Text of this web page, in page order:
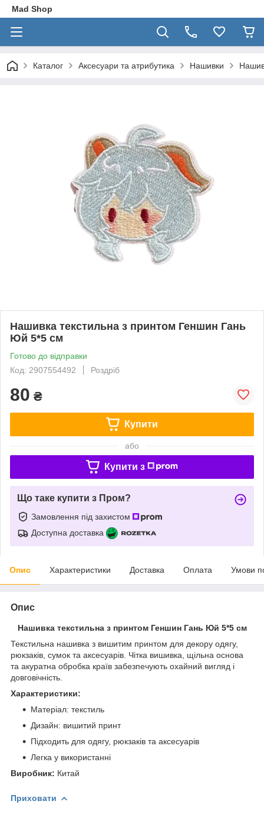
Mad Shop
Каталог Аксесуари та атрибутика Нашивки
Нашивка текстильна з принтом Геншин Гань
Юй 5*5 см
Готово до відправки
Код: 2907554492
Роздріб
80 ₴
Купити
або
Купити з
Що таке купити з Пром?
Замовлення під захистом
Доступна доставка
Опис Характеристики Доставка Оплата Умови
Опис
Нашивка текстильна з принтом Геншин Гань Юй 5*5 см
Текстильна нашивка з вишитим принтом для декору одягу,
рюкзаків, сумок та аксесуарів. Чітка вишивка, щільна основа
та акуратна обробка країв забезпечують охайний вигляд і
довговічність.
Характеристики:
Матеріал: текстиль
Дизайн: вишитий принт
Підходить для одягу, рюкзаків та аксесуарів
Легка у використанні
Виробник: Китай
Приховати